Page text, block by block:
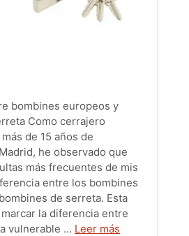
bombines europeos y
Como cerrajero
de 15 años de
he observado que
más frecuentes de mis
entre los bombines
de serreta. Esta
la diferencia entre
vulnerable … Leer más